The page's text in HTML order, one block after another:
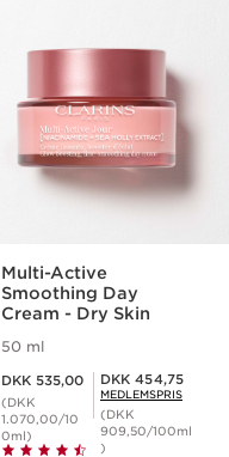
Multi-Active
Smoothing Day
Cream - Dry Skin
50 ml
DKK 535,00
(DKK
1.070,00/10
0ml)
Medlemspris DKK 454,75
DKK 454,75
MEDLEMSPRIS
(DKK
909,50/100ml
)